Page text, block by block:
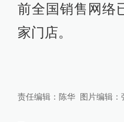
前全国销售网络
家门店。
责任编辑： 陈华 图片编辑：